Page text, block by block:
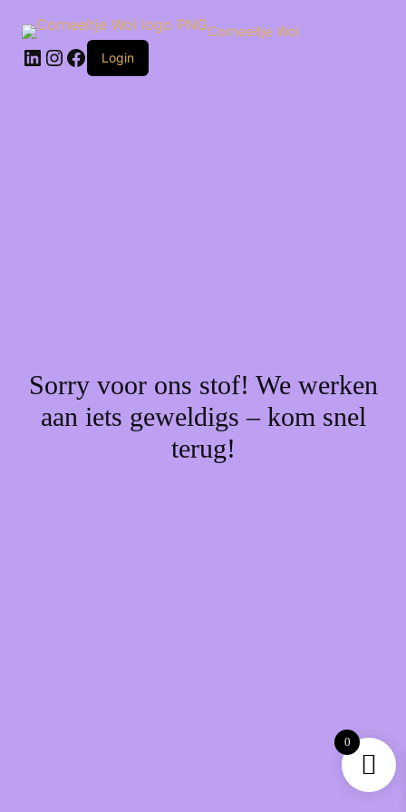
naar
inhoud
Corneeltje Wol
LinkedIn
Instagram
Facebook
Login
Sorry voor ons stof! We werken
aan iets geweldigs – kom snel
terug!
0